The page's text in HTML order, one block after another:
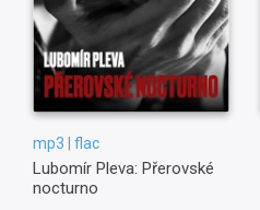
mp3 | flac
Lubomír Pleva: Přerovské
nocturno